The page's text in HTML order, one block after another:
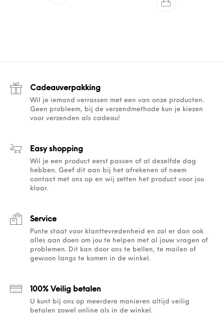
Cadeauverpakking
Wil je iemand verrassen met een van onze producten.
Geen probleem, bij de verzendmethode kun je kiezen
voor verzenden als cadeau!
Easy shopping
Wil je een product eerst passen of al dezelfde dag
hebben. Geef dit aan bij het afrekenen of neem
contact met ons op en wij zetten het product voor jou
klaar.
Service
Punte staat voor klanttevredenheid en zal er dan ook
alles aan doen om jou te helpen met al jouw vragen of
problemen. Dit kan door ons te bellen, te mailen of
gewoon langs te komen in de winkel.
100% Veilig betalen
U kunt bij ons op meerdere manieren altijd veilig
betalen zowel online als in de winkel.